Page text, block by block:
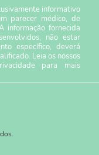
informativo
parecer médico, de
informação fornecida
não estar
específico, deverá
Leia os nossos
para mais